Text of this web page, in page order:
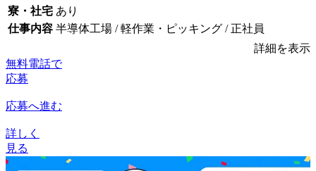
寮・社宅 あり
仕事内容 半導体工場 / 軽作業・ピッキング / 正社員
詳細を表示
無料電話で
応募
応募へ進む
詳しく
見る